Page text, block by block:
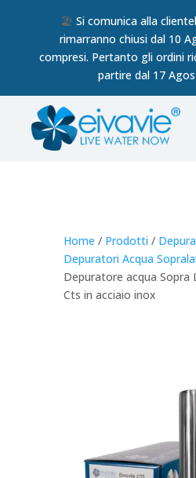
🏖️Si comunica alla
rimarranno chiusi dal 10
compresi. Pertanto gli ordini
partire dal 17
Home / Prodotti /
Depuratori Acqua
Depuratore acqua Sopra
Cts in acciaio inox